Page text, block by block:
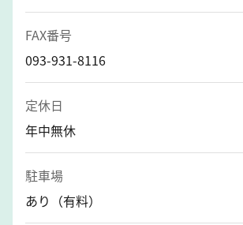
FAX番号
093-931-8116
定休日
年中無休
駐車場
あり（有料）